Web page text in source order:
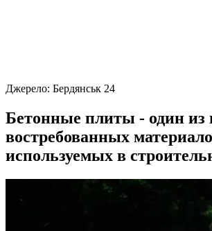
Джерело: Бердянськ 24
Бетонные плиты - один из
востребованных
используемых в